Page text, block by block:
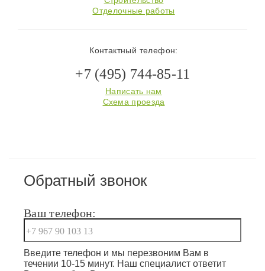
Отделочные работы
Контактный телефон:
+7 (495) 744-85-11
Написать нам
Схема проезда
Обратный звонок
Ваш телефон:
Введите телефон и мы перезвоним Вам в
течении 10-15 минут. Наш специалист ответит